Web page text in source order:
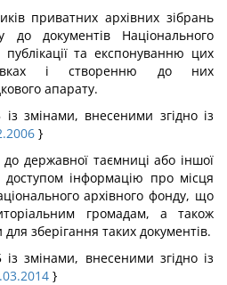
приватних архівних зібрань
документів Національного
та експонуванню цих
і створенню до них
апарату.
змінами, внесеними згідно із
}
державної таємниці або іншої
інформацію про місця
архівного фонду, що
громадам, а також
зберігання таких документів.
змінами, внесеними згідно із
}